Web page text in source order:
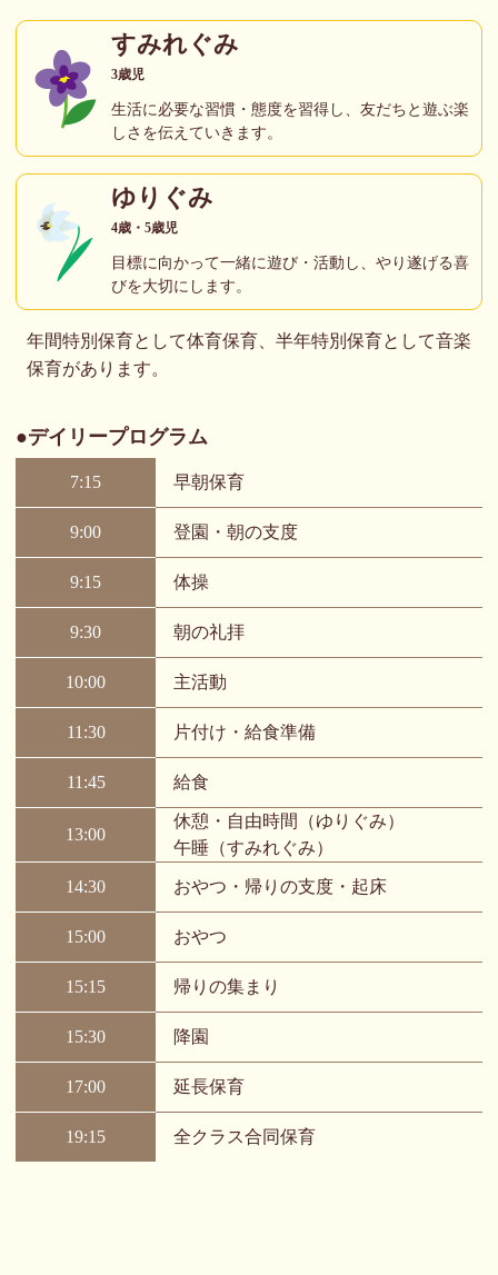
すみれぐみ
3歳児
生活に必要な習慣・態度を習得し、友だちと遊ぶ楽
しさを伝えていきます。
ゆりぐみ
4歳・5歳児
目標に向かって一緒に遊び・活動し、やり遂げる喜
びを大切にします。
年間特別保育として体育保育、半年特別保育として音楽
保育があります。
デイリープログラム
7:15 早朝保育
9:00 登園・朝の支度
9:15 体操
9:30 朝の礼拝
10:00 主活動
11:30 片付け・給食準備
11:45 給食
13:00
休憩・自由時間（ゆりぐみ）
午睡（すみれぐみ）
14:30 おやつ・帰りの支度・起床
15:00 おやつ
15:15 帰りの集まり
15:30 降園
17:00 延長保育
19:15 全クラス合同保育